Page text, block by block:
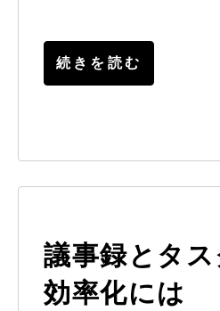
続きを読む
議事録とタ
効率化には